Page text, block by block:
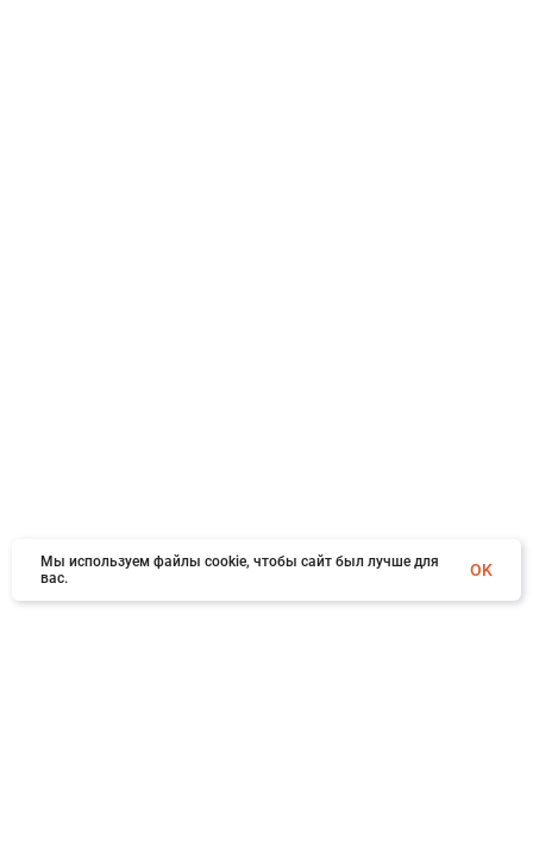
Мы используем файлы cookie, чтобы сайт был лучше для
вас.
OK